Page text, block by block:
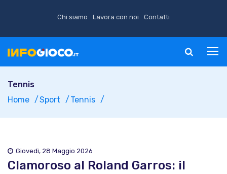
Chi siamo Lavora con noi Contatti
Tennis
Home
Sport Tennis
Giovedì, 28 Maggio 2026
Clamoroso al Roland Garros: il